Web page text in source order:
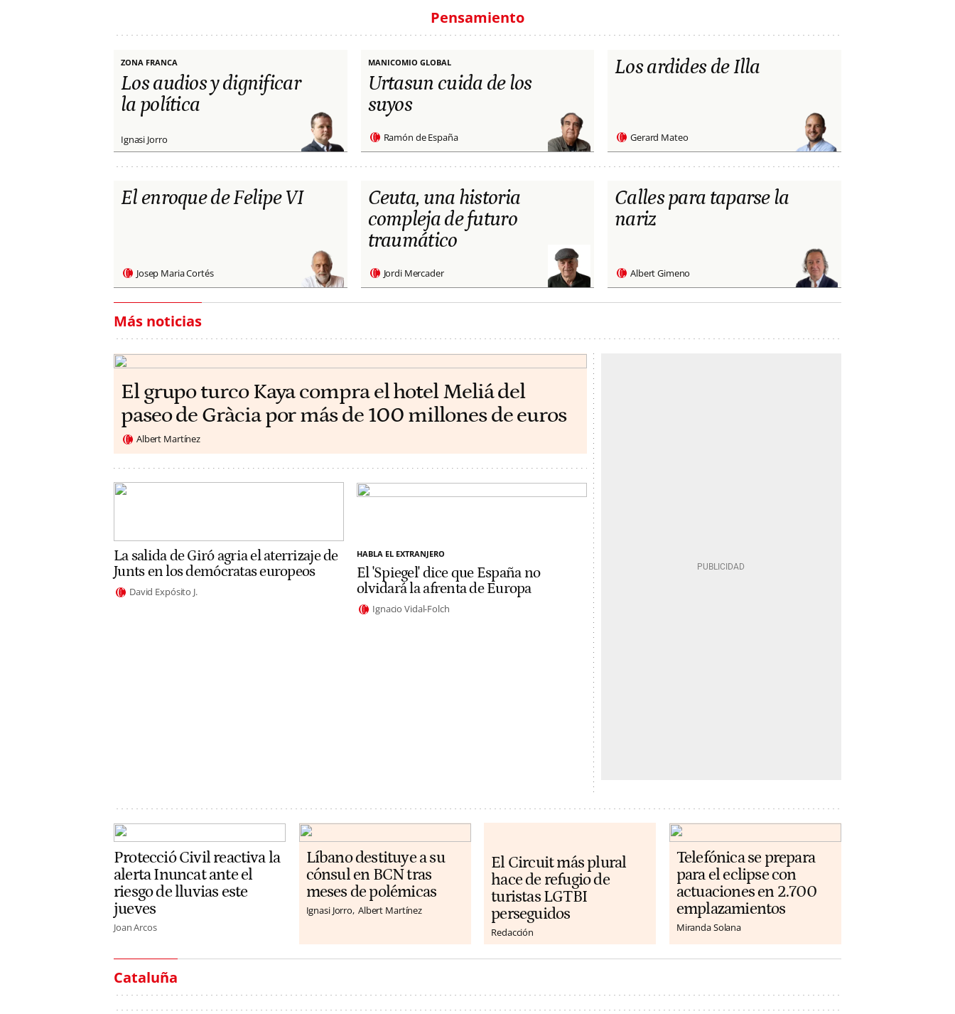
Pensamiento
ZONA FRANCA
Los audios y dignificar
la política
Ignasi Jorro
MANICOMIO GLOBAL
Urtasun cuida de los
suyos
Ramón de España
Los ardides de Illa
Gerard Mateo
El enroque de Felipe VI
Josep Maria Cortés
Ceuta, una historia
compleja de futuro
traumático
Jordi Mercader
Calles para taparse la
nariz
Albert Gimeno
Más noticias
El grupo turco Kaya compra el hotel Meliá del
paseo de Gràcia por más de 100 millones de euros
Albert Martínez
La salida de Giró agria el aterrizaje de
Junts en los demócratas europeos
David Expósito J.
HABLA EL EXTRANJERO
El 'Spiegel' dice que España no
olvidará la afrenta de Europa
Ignacio Vidal-Folch
Protecció Civil reactiva la
alerta Inuncat ante el
riesgo de lluvias este
jueves
Joan Arcos
Líbano destituye a su
cónsul en BCN tras
meses de polémicas
Ignasi Jorro Albert Martínez
El Circuit más plural
hace de refugio de
turistas LGTBI
perseguidos
Redacción
Telefónica se prepara
para el eclipse con
actuaciones en 2.700
emplazamientos
Miranda Solana
Cataluña